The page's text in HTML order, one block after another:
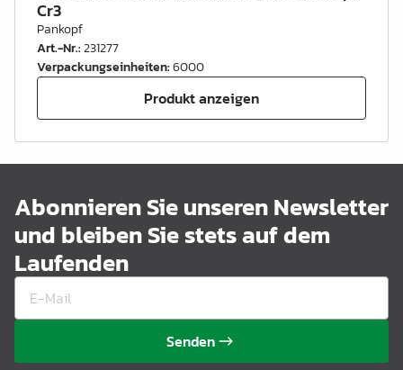
Cr3
Pankopf
Art.-Nr.:231277
Verpackungseinheiten:6000
Produkt anzeigen
Abonnieren Sie unseren Newsletter
und bleiben Sie stets auf dem
Laufenden
Senden